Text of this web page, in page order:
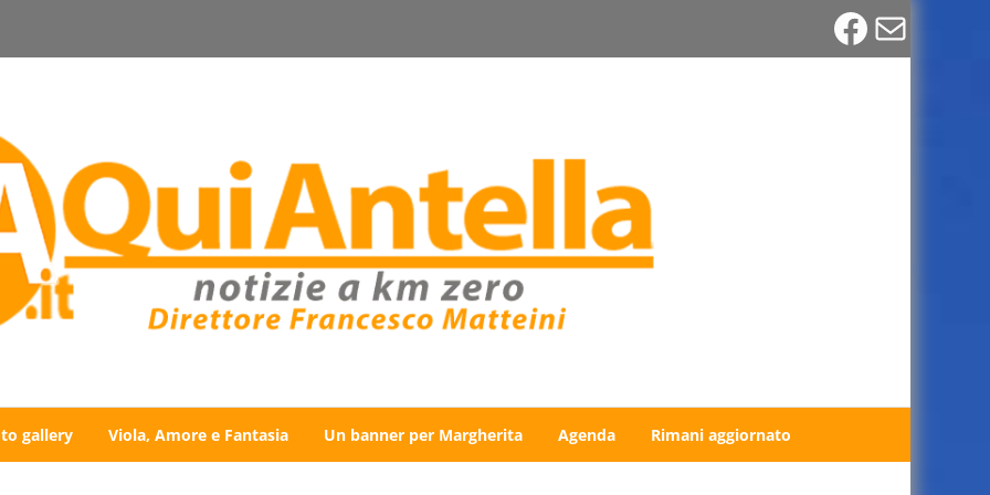
Email
gallery Viola, Amore e Fantasia Un banner per Margherita Agenda Rimani aggiornato